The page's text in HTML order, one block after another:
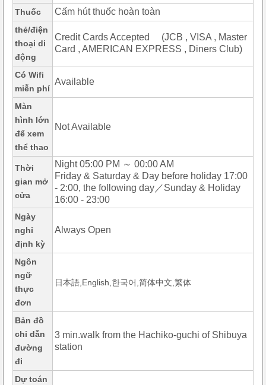
Thuốc Cấm hút thuốc hoàn toàn
thẻ/điện
thoại di
động
Credit Cards Accepted (JCB , VISA , Master
Card , AMERICAN EXPRESS , Diners Club)
Có Wifi
miễn phí
Available
Màn
hình lớn
để xem
thể thao
Not Available
Thời
gian mở
cửa
Night 05:00 PM ～ 00:00 AM
Friday & Saturday & Day before holiday 17:00
- 2:00, the following day／Sunday & Holiday
16:00 - 23:00
Ngày
nghỉ
định kỳ
Always Open
Ngôn
ngữ
thực
đơn
日本語,English,한국어,简体中文,繁体
Bản đồ
chỉ dẫn
đường
đi
3 min.walk from the Hachiko-guchi of Shibuya
station
Dự toán